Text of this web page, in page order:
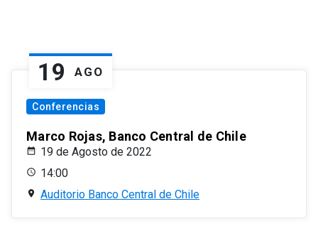
19 AGO
Conferencias
Marco Rojas, Banco Central de Chile
19 de Agosto de 2022
14:00
Auditorio Banco Central de Chile